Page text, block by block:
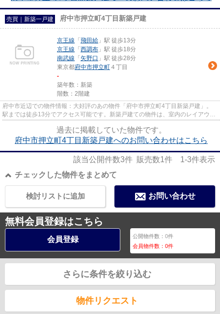
売買｜新築一戸建 府中市押立町4丁目新築戸建
京王線 「 飛田給 」駅 徒歩13分
京王線 「 西調布 」駅 徒歩18分
南武線 「 矢野口 」駅 徒歩28分
東京都府中市押立町 ４丁目
-
築年数：新築
階数：2階建
府中市近辺での物件情報：大好評のあの物件「府中市押立町4丁目新築戸建」。
駅までは徒歩13分でアクセス可能です。新築戸建ての物件は、室内のレイアウト
過去に掲載していた物件です。
府中市押立町4丁目新築戸建へのお問い合わせはこちら
該当公開件数3件 販売数1件 1-3件表示
チェックした物件をまとめて
お問い合わせ
検討リストに追加
無料会員登録はこちら
会員登録 公開物件数：0件
会員物件数：0件
さらに条件を絞り込む
物件リクエスト